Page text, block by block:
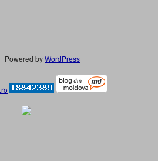
| Powered byWordPress